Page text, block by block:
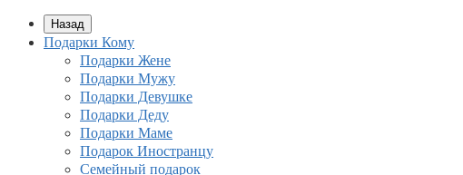
Назад
Подарки Кому
Подарки Жене
Подарки Мужу
Подарки Девушке
Подарки Деду
Подарки Маме
Подарок Иностранцу
Семейный подарок